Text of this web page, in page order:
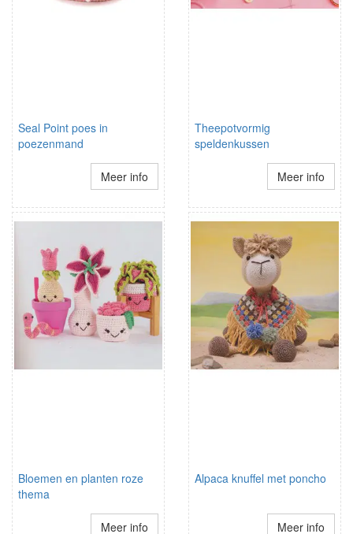
Seal Point poes in
poezenmand
Meer info
Theepotvormig
speldenkussen
Meer info
Bloemen en planten roze
thema
Meer info
Alpaca knuffel met poncho
Meer info